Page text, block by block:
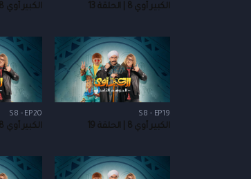
الكبير أوي 8 | الحلقة 13 الكبير أوي 8 | الحلقة 14
S8 - EP19
الكبير أوي 8 | الحلقة 19
S8 - EP20
الكبير أوي 8 | الحلقة 20